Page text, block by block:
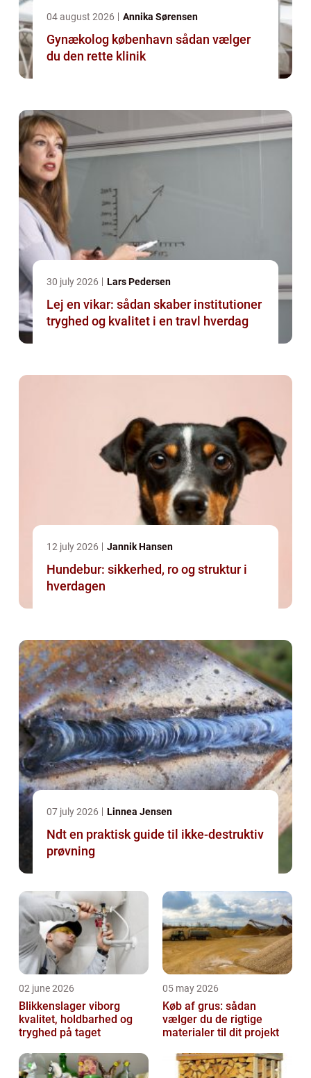
04 august 2026 Annika Sørensen
Gynækolog københavn sådan vælger
du den rette klinik
30 july 2026 Lars Pedersen
Lej en vikar: sådan skaber institutioner
tryghed og kvalitet i en travl hverdag
12 july 2026 Jannik Hansen
Hundebur: sikkerhed, ro og struktur i
hverdagen
07 july 2026 Linnea Jensen
Ndt en praktisk guide til ikke-destruktiv
prøvning
02 june 2026
Blikkenslager viborg
kvalitet, holdbarhed og
tryghed på taget
05 may 2026
Køb af grus: sådan
vælger du de rigtige
materialer til dit projekt